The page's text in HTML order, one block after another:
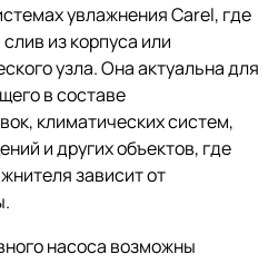
увлажнения Carel, где
из корпуса или
узла. Она актуальна для
в составе
климатических систем,
и других объектов, где
зависит от
насоса возможны